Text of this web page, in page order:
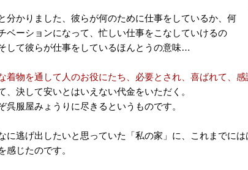
分かりました、彼らが何のために仕事をしているか、何
ベーションになって、忙しい仕事をこなしていけるの
して彼らが仕事をしているほんとうの意味…
着物を通して人のお役にたち、必要とされ、喜ばれて、感
、決して安いとはいえない代金をいただく。
呉服屋みょうりに尽きるというものです。
に逃げ出したいと思っていた「私の家」に、これまでに
感じたのです。